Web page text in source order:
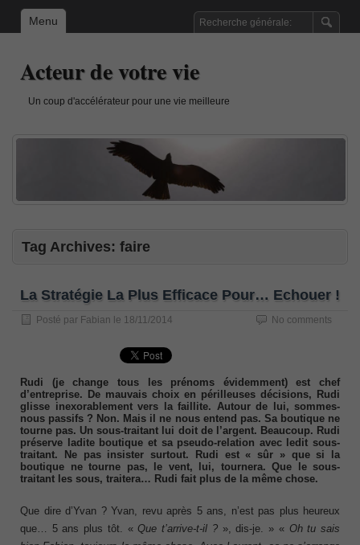
Menu
Acteur de votre vie
Un coup d'accélérateur pour une vie meilleure
Tag Archives: faire
La Stratégie La Plus Efficace Pour… Echouer !
Posté par Fabian le 18/11/2014 No comments
Rudi (je change tous les prénoms évidemment) est chef
d’entreprise. De mauvais choix en périlleuses décisions, Rudi
glisse inexorablement vers la faillite. Autour de lui, sommes-
nous passifs ? Non. Mais il ne nous entend pas. Sa boutique ne
tourne pas. Un sous-traitant lui doit de l’argent. Beaucoup. Rudi
préserve ladite boutique et sa pseudo-relation avec ledit sous-
traitant. Ne pas insister surtout. Rudi est « sûr » que si la
boutique ne tourne pas, le vent, lui, tournera. Que le sous-
traitant les sous, traitera… Rudi fait plus de la même chose.
Que dire d’Yvan ? Yvan, revu après 5 ans, n’est pas plus heureux
que… 5 ans plus tôt. «Que t’arrive-t-il ? », dis-je. » « Oh tu sais